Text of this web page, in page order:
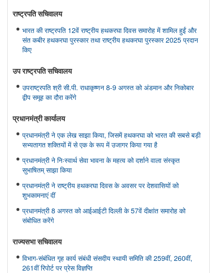
राष्ट्रपति सचिवालय
भारत की राष्ट्रपति 12वें राष्ट्रीय हथकरघा दिवस समारोह में शामिल हुईं और
संत कबीर हथकरघा पुरस्कार तथा राष्ट्रीय हथकरघा पुरस्कार 2025 प्रदान
किए
उप राष्ट्रपति सचिवालय
उपराष्ट्रपति श्री सी.पी. राधाकृष्णन 8-9 अगस्त को अंडमान और निकोबार
द्वीप समूह का दौरा करेंगे
प्रधानमंत्री कार्यालय
प्रधानमंत्री ने एक लेख साझा किया, जिसमें हथकरघा को भारत की सबसे बड़ी
सभ्यतागत शक्तियों में से एक के रूप में उजागर किया गया है
प्रधानमंत्री ने निःस्वार्थ सेवा भावना के महत्व को दर्शाने वाला संस्कृत
सुभाषितम् साझा किया
प्रधानमंत्री ने राष्ट्रीय हथकरघा दिवस के अवसर पर देशवासियों को
शुभकामनाएं दीं
प्रधानमंत्री 8 अगस्त को आईआईटी दिल्ली के 57वें दीक्षांत समारोह को
संबोधित करेंगे
राज्यसभा सचिवालय
विभाग-संबंधित गृह कार्य संबंधी संसदीय स्थायी समिति की 259वीं, 260वीं,
261वीं रिपोर्ट पर प्रेस विज्ञप्ति